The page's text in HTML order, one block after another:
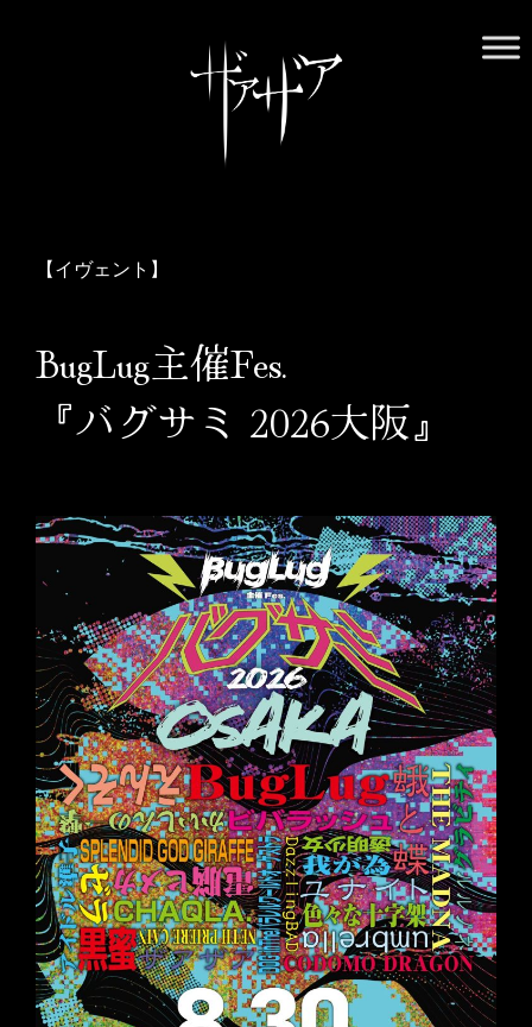
正しくお付き合いください
【イヴェント】
BugLug主催Fes.
『バグサミ 2026大阪』